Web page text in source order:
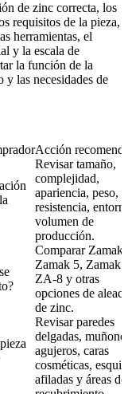
de zinc correcta, los
requisitos de la pieza,
herramientas, el
y la escala de
la función de la
y las necesidades de
Acción
Revisar tamaño,
complejidad,
apariencia, peso,
resistencia,
volumen de
producción.
Comparar Zamak
Zamak 5, Zamak
ZA-8 y otras
opciones de
de zinc.
Revisar paredes
delgadas,
agujeros, caras
cosméticas,
afiladas y áreas de